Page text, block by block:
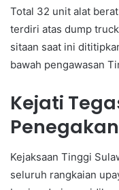
Total 32 unit alat
terdiri atas dump
sitaan saat ini
bawah pengawasan
Kejati
Kejaksaan Tinggi
seluruh rangkaian